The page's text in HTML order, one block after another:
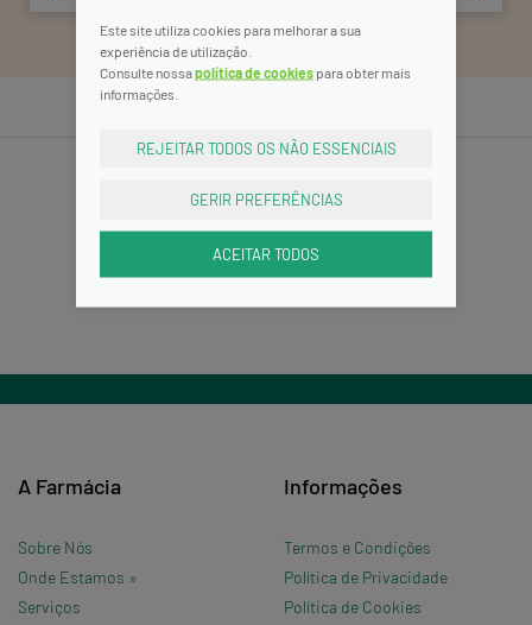
Este site utiliza cookies para melhorar a sua
experiência de utilização.
Consulte nossapolítica de cookies para obter mais
informações.
REJEITAR TODOS OS NÃO ESSENCIAIS
GERIR PREFERÊNCIAS
ACEITAR TODOS
A Farmácia
Sobre Nós
Onde Estamos »
Serviços
Informações
Termos e Condições
Política de Privacidade
Política de Cookies